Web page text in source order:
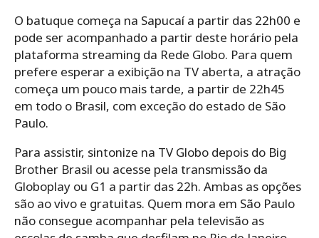
O batuque começa na Sapucaí a partir das 22h00 e
pode ser acompanhado a partir deste horário pela
plataforma streaming da Rede Globo. Para quem
prefere esperar a exibição na TV aberta, a atração
começa um pouco mais tarde, a partir de 22h45
em todo o Brasil, com exceção do estado de São
Paulo.
Para assistir, sintonize na TV Globo depois do Big
Brother Brasil ou acesse pela transmissão da
Globoplay ou G1 a partir das 22h. Ambas as opções
são ao vivo e gratuitas. Quem mora em São Paulo
não consegue acompanhar pela televisão as